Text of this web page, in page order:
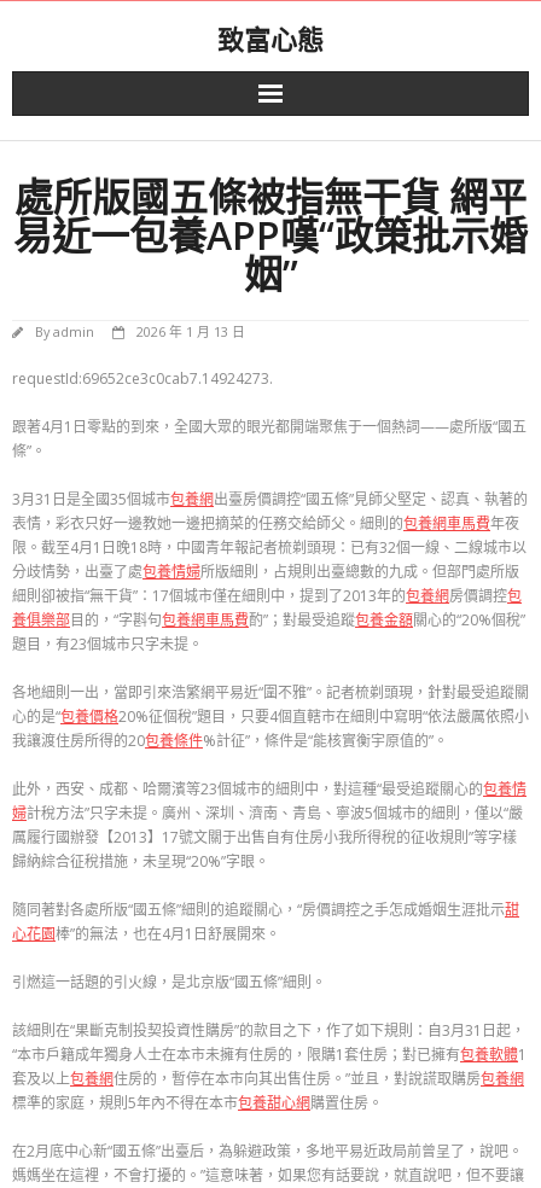
致富心態
處所版國五條被指無干貨 網平
易近一包養APP嘆“政策批示婚
姻”
Byadmin 2026 年 1 月 13 日
requestId:69652ce3c0cab7.14924273.
跟著4月1日零點的到來，全國大眾的眼光都開端聚焦于一個熱詞——處所版“國五
條”。
3月31日是全國35個城市包養網出臺房價調控“國五條”見師父堅定、認真、執著的
表情，彩衣只好一邊教她一邊把摘菜的任務交給師父。細則的包養網車馬費年夜
限。截至4月1日晚18時，中國青年報記者梳剃頭現：已有32個一線、二線城市以
分歧情勢，出臺了處包養情婦所版細則，占規則出臺總數的九成。但部門處所版
細則卻被指“無干貨”：17個城市僅在細則中，提到了2013年的包養網房價調控包
養俱樂部目的，“字斟句包養網車馬費酌”；對最受追蹤包養金額關心的“20%個稅”
題目，有23個城市只字未提。
各地細則一出，當即引來浩繁網平易近“圍不雅”。記者梳剃頭現，針對最受追蹤關
心的是“包養價格20%征個稅”題目，只要4個直轄市在細則中寫明“依法嚴厲依照小
我讓渡住房所得的20包養條件%計征”，條件是“能核實衡宇原值的”。
此外，西安、成都、哈爾濱等23個城市的細則中，對這種“最受追蹤關心的包養情
婦計稅方法”只字未提。廣州、深圳、濟南、青島、寧波5個城市的細則，僅以“嚴
厲履行國辦發【2013】17號文關于出售自有住房小我所得稅的征收規則”等字樣
歸納綜合征稅措施，未呈現“20%”字眼。
隨同著對各處所版“國五條”細則的追蹤關心，“房價調控之手怎成婚姻生涯批示甜
心花園棒”的無法，也在4月1日舒展開來。
引燃這一話題的引火線，是北京版“國五條”細則。
該細則在“果斷克制投契投資性購房”的款目之下，作了如下規則：自3月31日起，
“本市戶籍成年獨身人士在本市未擁有住房的，限購1套住房；對已擁有包養軟體1
套及以上包養網住房的，暫停在本市向其出售住房。”並且，對說謊取購房包養網
標準的家庭，規則5年內不得在本市包養甜心網購置住房。
在2月底中心新“國五條”出臺后，為躲避政策，多地平易近政局前曾呈了，說吧。
媽媽坐在這裡，不會打擾的。”這意味著，如果您有話要說，就直說吧，但不要讓